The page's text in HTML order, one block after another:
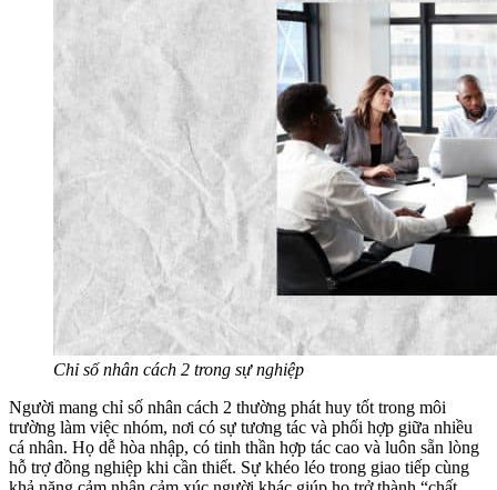
Chỉ số nhân cách 2 trong sự nghiệp
Người mang chỉ số nhân cách 2 thường phát huy tốt trong môi
trường làm việc nhóm, nơi có sự tương tác và phối hợp giữa nhiều
cá nhân. Họ dễ hòa nhập, có tinh thần hợp tác cao và luôn sẵn lòng
hỗ trợ đồng nghiệp khi cần thiết. Sự khéo léo trong giao tiếp cùng